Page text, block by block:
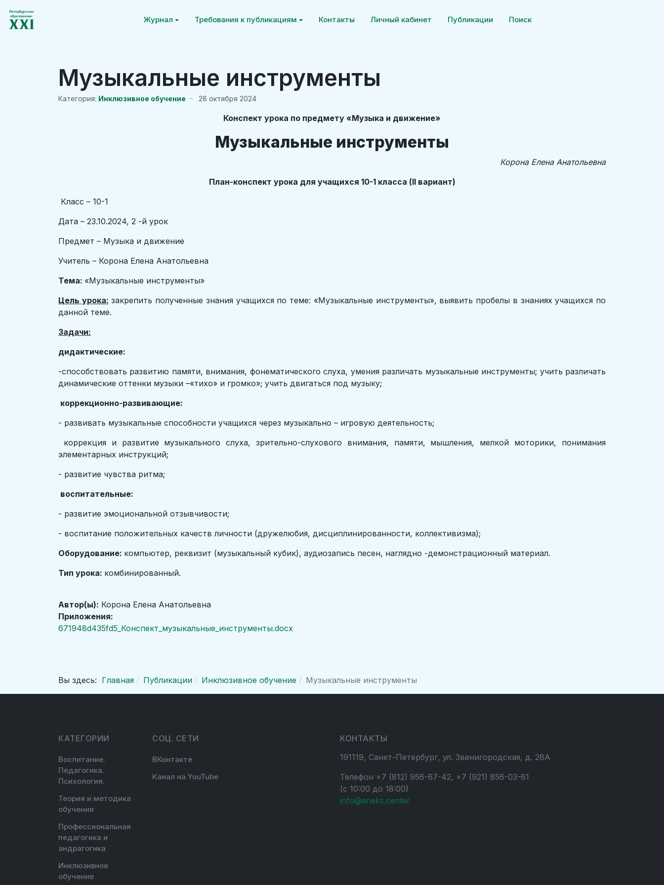
Журнал Требования к публикациям Контакты Личный кабинет Публикации Поиск
Музыкальные инструменты
Категория: Инклюзивное обучение 28 октября 2024
Конспект урока по предмету «Музыка и движение»
Музыкальные инструменты
Корона Елена Анатольевна
План-конспект урока для учащихся 10-1 класса (II вариант)
Класс – 10-1
Дата – 23.10.2024, 2 -й урок
Предмет – Музыка и движение
Учитель – Корона Елена Анатольевна
Тема: «Музыкальные инструменты»
Цель урока: закрепить полученные знания учащихся по теме: «Музыкальные инструменты», выявить пробелы в знаниях учащихся по
данной теме.
Задачи:
дидактические:
-способствовать развитию памяти, внимания, фонематического слуха, умения различать музыкальные инструменты; учить различать
динамические оттенки музыки –«тихо» и громко»; учить двигаться под музыку;
коррекционно-развивающие:
- развивать музыкальные способности учащихся через музыкально – игровую деятельность;
коррекция и развитие музыкального слуха, зрительно-слухового внимания, памяти, мышления, мелкой моторики, понимания
элементарных инструкций;
- развитие чувства ритма;
воспитательные:
- развитие эмоциональной отзывчивости;
- воспитание положительных качеств личности (дружелюбия, дисциплинированности, коллективизма);
Оборудование: компьютер, реквизит (музыкальный кубик), аудиозапись песен, наглядно -демонстрационный материал.
Тип урока: комбинированный.
Автор(ы): Корона Елена Анатольевна
Приложения:
671948d435fd5_Конспект_музыкальные_инструменты.docx
Вы здесь: Главная Публикации Инклюзивное обучение Музыкальные инструменты
КАТЕГОРИИ
Воспитание.
Педагогика.
Психология.
Теория и методика
обучения
Профессиональная
педагогика и
андрагогика
Инклюзивное
обучение
СОЦ. СЕТИ
ВКонтакте
Канал на YouTube
КОНТАКТЫ
191119, Санкт-Петербург, ул. Звенигородская, д. 28А
Телефон +7 (812) 956-67-42, +7 (921) 856-03-61
(с 10:00 до 18:00)
info@aneks.center